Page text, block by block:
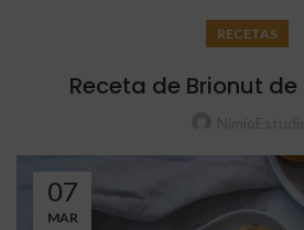
RECETAS
Receta de Brionut
07
MAR